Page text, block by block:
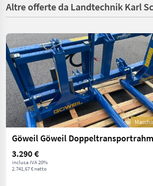
Altre offerte da Landtechnik Karl
3.290 €
inclusa IVA 20%
2.741,67 € netto